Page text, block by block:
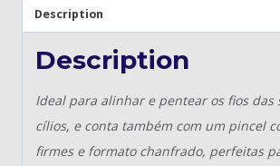
Description
Description
Ideal para alinhar e pentear os fios das
cílios, e conta também com um pincel
firmes e formato chanfrado, perfeitas